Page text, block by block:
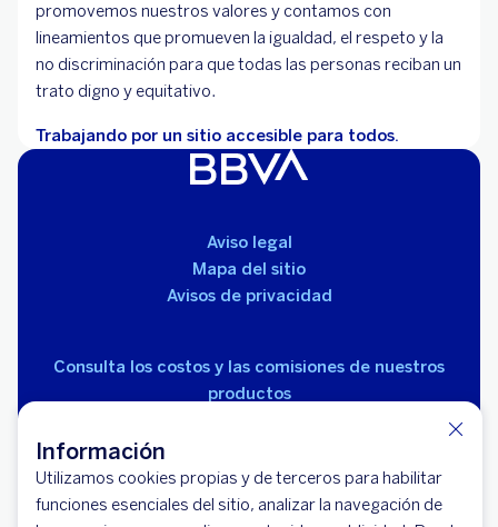
Información
Utilizamos cookies propias y de terceros para habilitar
funciones esenciales del sitio, analizar la navegación de
promovemos nuestros valores y contamos con
lineamientos que promueven la igualdad, el respeto y la
no discriminación para que todas las personas reciban un
trato digno y equitativo.
Trabajando por un sitio accesible para todos.
Aviso legal
Mapa del sitio
Avisos de privacidad
Consulta los costos y las comisiones de nuestros
productos